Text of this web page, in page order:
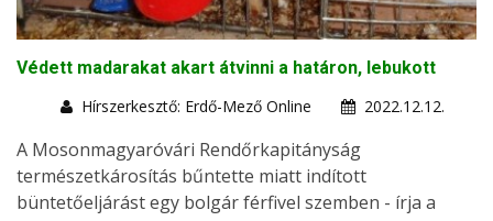
Védett madarakat akart átvinni a határon, lebukott
Hírszerkesztő: Erdő-Mező Online
2022.12.12.
A Mosonmagyaróvári Rendőrkapitányság
természetkárosítás bűntette miatt indított
büntetőeljárást egy bolgár férfivel szemben - írja a